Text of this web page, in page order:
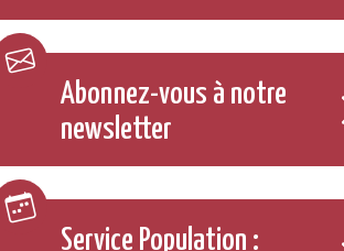
Abonnez-vous à notre
newsletter
Service Population :